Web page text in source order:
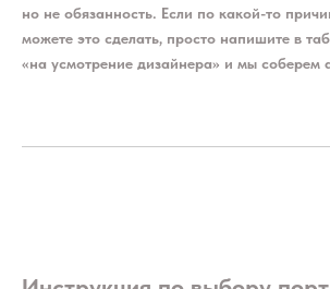
но не обязанность. Если по какой-то
можете это сделать, просто напишите в
«на усмотрение дизайнера» и мы соберем